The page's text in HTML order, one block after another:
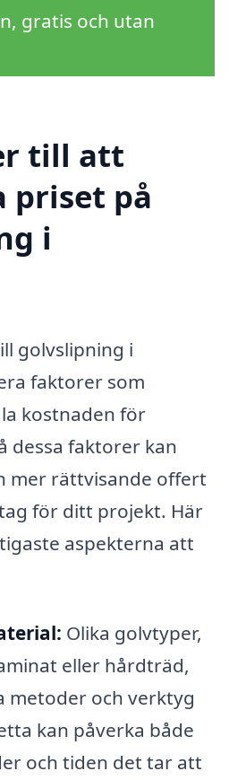
gratis och utan
till att
priset på
i
golvslipning i
faktorer som
kostnaden för
dessa faktorer kan
mer rättvisande offert
för ditt projekt. Här
aspekterna att
Olika golvtyper,
eller hårdträd,
metoder och verktyg
kan påverka både
och tiden det tar att